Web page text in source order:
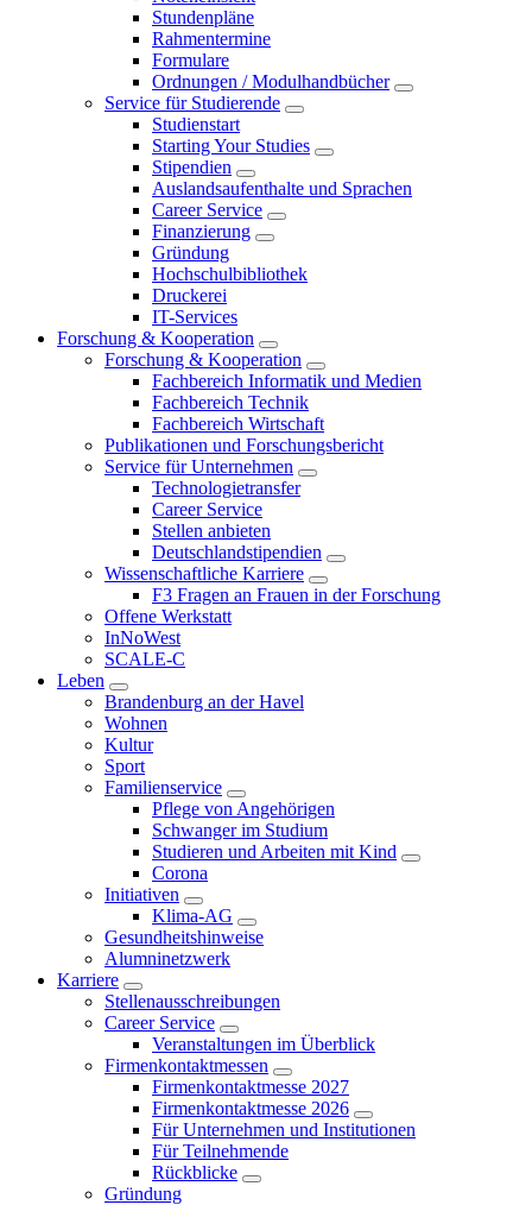
Stundenpläne
Rahmentermine
Formulare
Ordnungen / Modulhandbücher
Service für Studierende
Studienstart
Starting Your Studies
Stipendien
Auslandsaufenthalte und Sprachen
Career Service
Finanzierung
Gründung
Hochschulbibliothek
Druckerei
IT-Services
Forschung & Kooperation
Forschung & Kooperation
Fachbereich Informatik und Medien
Fachbereich Technik
Fachbereich Wirtschaft
Publikationen und Forschungsbericht
Service für Unternehmen
Technologietransfer
Career Service
Stellen anbieten
Deutschlandstipendien
Wissenschaftliche Karriere
F3 Fragen an Frauen in der Forschung
Offene Werkstatt
InNoWest
SCALE-C
Leben
Brandenburg an der Havel
Wohnen
Kultur
Sport
Familienservice
Pflege von Angehörigen
Schwanger im Studium
Studieren und Arbeiten mit Kind
Corona
Initiativen
Klima-AG
Gesundheitshinweise
Alumninetzwerk
Karriere
Stellenausschreibungen
Career Service
Veranstaltungen im Überblick
Firmenkontaktmessen
Firmenkontaktmesse 2027
Firmenkontaktmesse 2026
Für Unternehmen und Institutionen
Für Teilnehmende
Rückblicke
Gründung